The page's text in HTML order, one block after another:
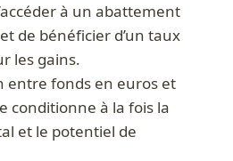
à un abattement
de bénéficier d’un taux
les gains.
entre fonds en euros et
conditionne à la fois la
et le potentiel de